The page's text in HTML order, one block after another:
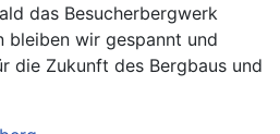
das Besucherbergwerk
bleiben wir gespannt und
die Zukunft des Bergbaus und